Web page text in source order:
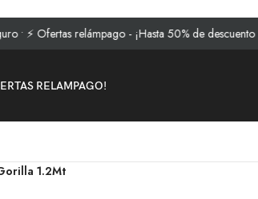
relámpago - ¡Hasta 50% de descuento en
RELAMPAGO!
1.2Mt